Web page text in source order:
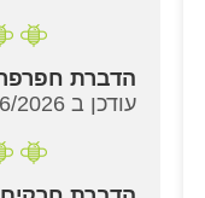
הדברת
עודכן ב 11/06/2026, 12:03